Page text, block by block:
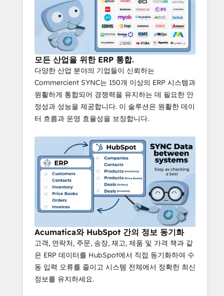
대화형 데모를 통해Acumatica와 HubSpot
통합을
보세요. 직접 사용해 보세요!
모든 산업을 위한 ERP 통합.
다양한 산업 분야의 기업들이 신뢰하는
Commercient SYNC는 150개 이상의 ERP 시스템과
원활하게 통합되어 경쟁력을 유지하는 데 필요한 안
정성과 성능을 제공합니다. 이 솔루션은 원활한 데이
터 흐름과 운영 효율성을 보장합니다.
Acumatica와 HubSpot 간의 정보 동기화
고객, 연락처, 주문, 송장, 재고, 제품 및 가격 책과 같
은 ERP 데이터를 HubSpot에서 직접 동기화하여 수
동 입력 오류를 줄이고 시스템 전체에서 정확한 최신
정보를 유지하세요.